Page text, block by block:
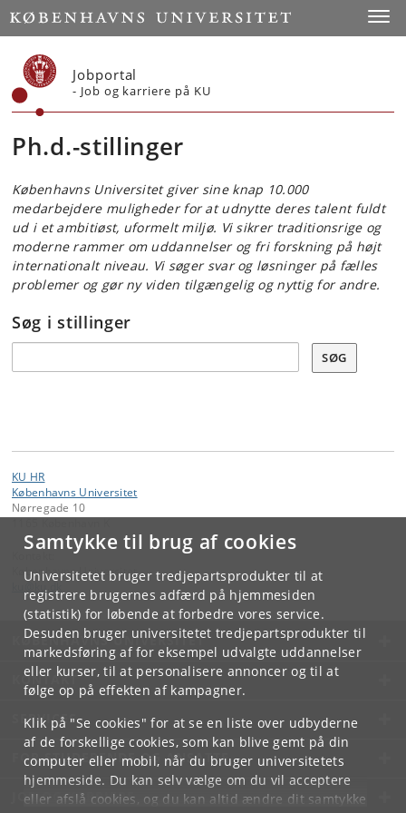
Samtykke til brug af cookies
Universitetet bruger tredjepartsprodukter til at
registrere brugernes adfærd på hjemmesiden
(statistik) for løbende at forbedre vores service.
Desuden bruger universitetet tredjepartsprodukter til
markedsføring af for eksempel udvalgte uddannelser
eller kurser, til at personalisere annoncer og til at
følge op på effekten af kampagner.
Klik på "Se cookies" for at se en liste over udbyderne
af de forskellige cookies, som kan blive gemt på din
computer eller mobil, når du bruger universitetets
hjemmeside. Du kan selv vælge om du vil acceptere
eller afslå cookies, og du kan altid ændre dit samtykke
Start
Jobportal
- Job og karriere på KU
Ph.d.-stillinger
Københavns Universitet giver sine knap 10.000
medarbejdere muligheder for at udnytte deres talent fuldt
ud i et ambitiøst, uformelt miljø. Vi sikrer traditionsrige og
moderne rammer om uddannelser og fri forskning på højt
internationalt niveau. Vi søger svar og løsninger på fælles
problemer og gør ny viden tilgængelig og nyttig for andre.
Søg i stillinger
SØG
KU HR
Københavns Universitet
Nørregade 10
Københavns Universitet
KØBENHAVNS UNIVERSITET
KONTAKT
SERVICES
FOR STUDERENDE OG ANSATTE
JOB OG KARRIERE